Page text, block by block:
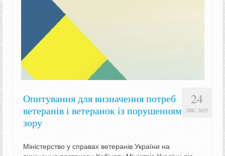
24
ЛИС 2025
Опитування для визначення потреб
ветеранів і ветеранок із порушенням
зору
Міністерство у справах ветеранів України на